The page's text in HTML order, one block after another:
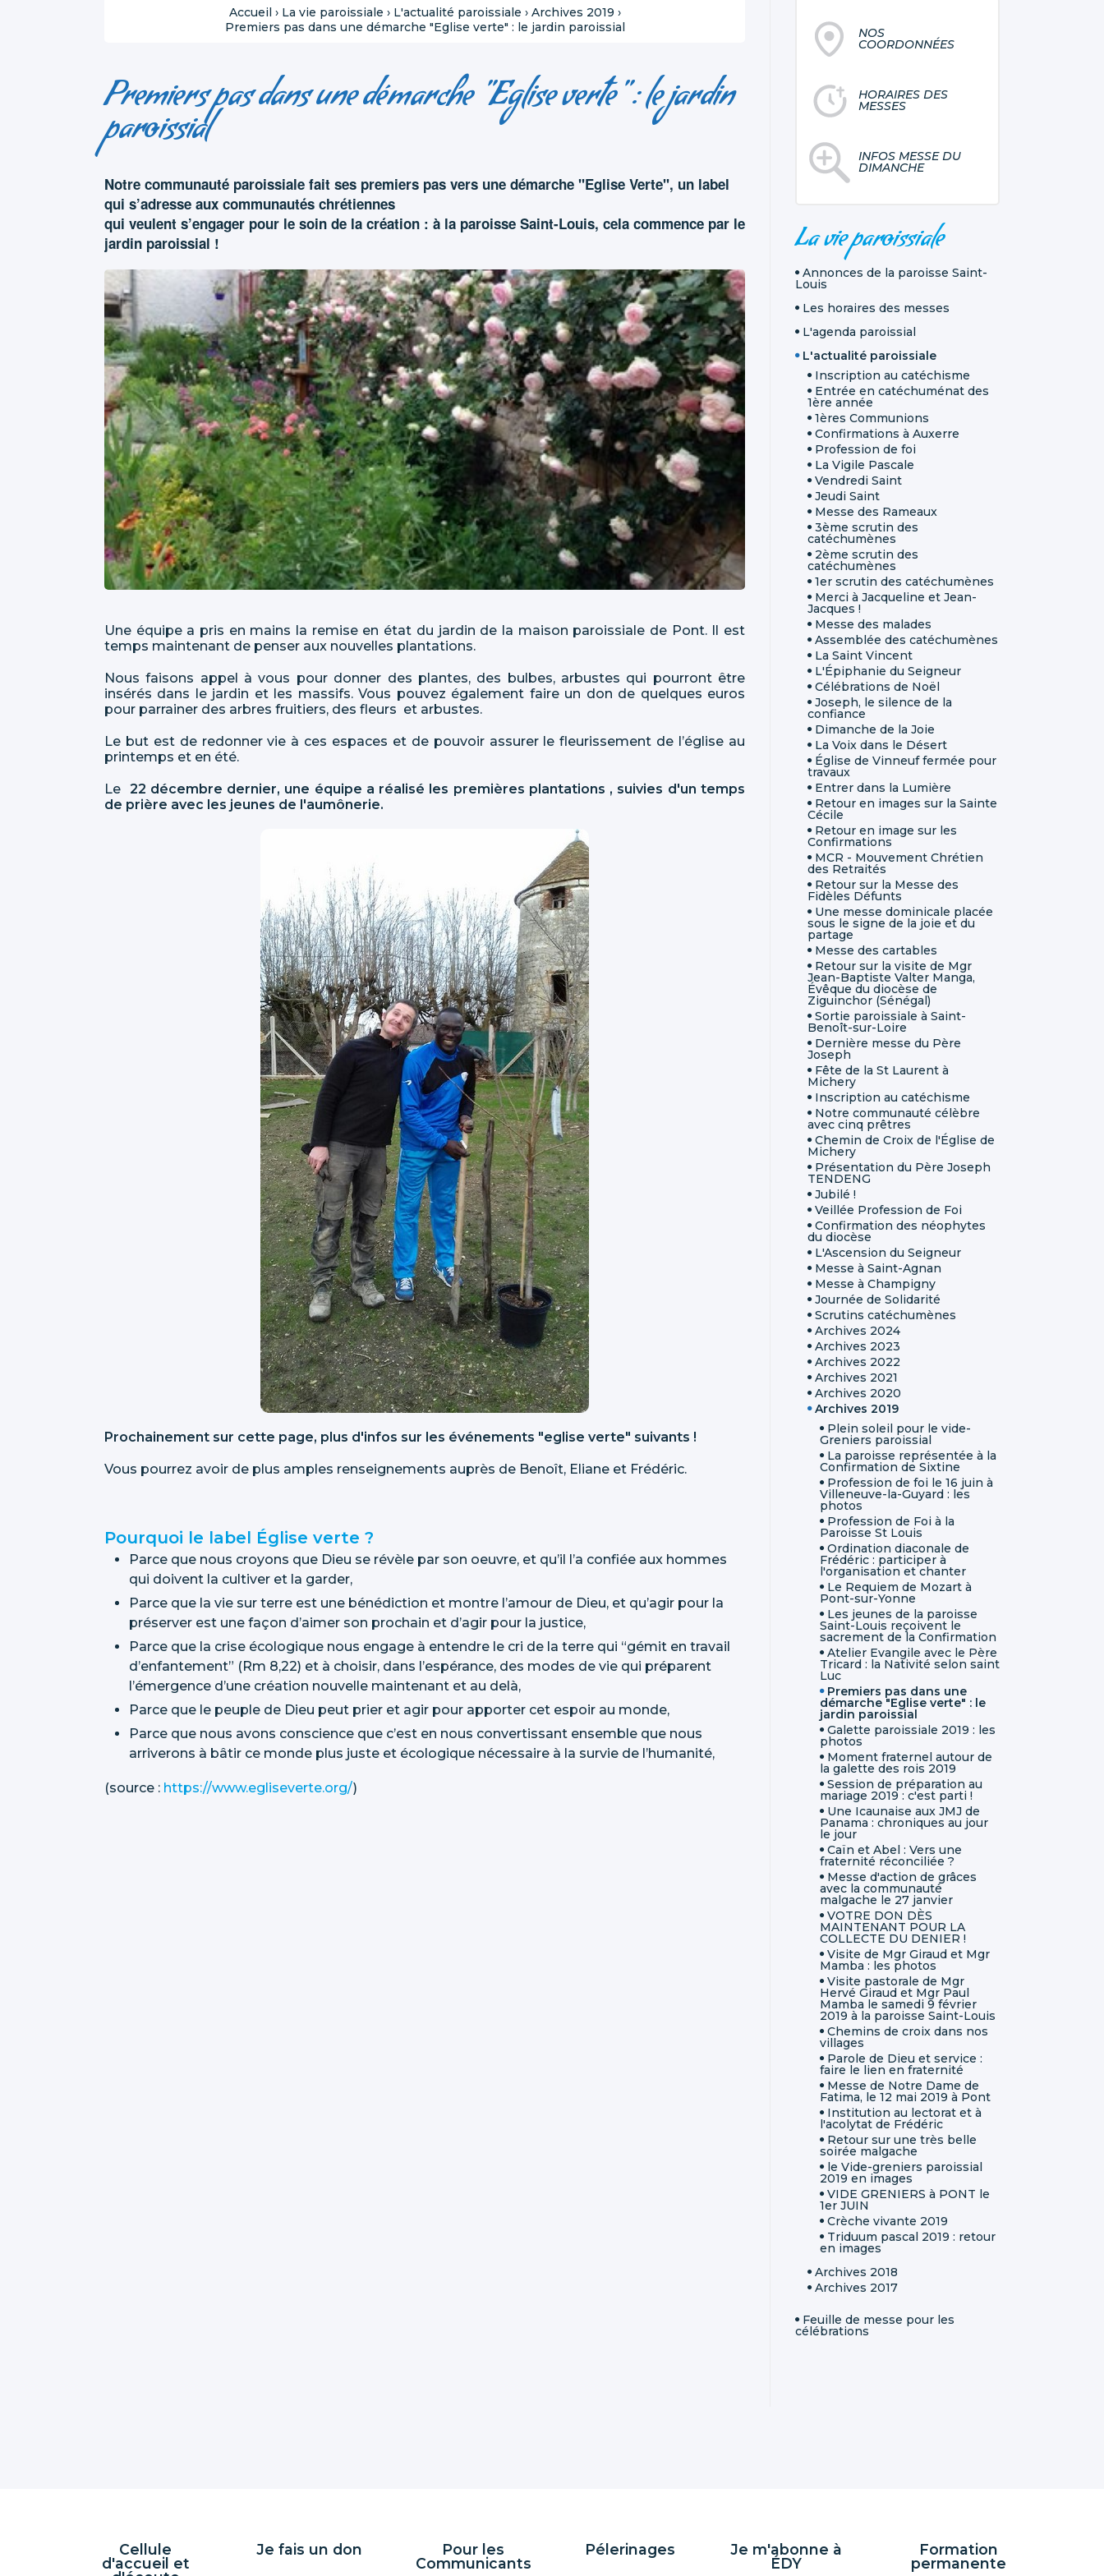
Accueil › La vie paroissiale › L'actualité paroissiale › Archives 2019 ›
Premiers pas dans une démarche "Eglise verte" : le jardin paroissial
Premiers pas dans une démarche "Eglise verte" : le jardin
paroissial
Notre communauté paroissiale fait ses premiers pas vers une démarche "Eglise Verte", un label
qui s’adresse aux communautés chrétiennes
qui veulent s’engager pour le soin de la création : à la paroisse Saint-Louis, cela commence par le
jardin paroissial !
Une équipe a pris en mains la remise en état du jardin de la maison paroissiale de Pont. Il est
temps maintenant de penser aux nouvelles plantations.
Nous faisons appel à vous pour donner des plantes, des bulbes, arbustes qui pourront être
insérés dans le jardin et les massifs. Vous pouvez également faire un don de quelques euros
pour parrainer des arbres fruitiers, des fleurs et arbustes.
Le but est de redonner vie à ces espaces et de pouvoir assurer le fleurissement de l’église au
printemps et en été.
Le 22 décembre dernier, une équipe a réalisé les premières plantations , suivies d'un temps
de prière avec les jeunes de l'aumônerie.
Prochainement sur cette page, plus d'infos sur les événements "eglise verte" suivants !
Vous pourrez avoir de plus amples renseignements auprès de Benoît, Eliane et Frédéric.
Pourquoi le label Église verte ?
Parce que nous croyons que Dieu se révèle par son oeuvre, et qu’il l’a confiée aux hommes
qui doivent la cultiver et la garder,​
Parce que la vie sur terre est une bénédiction et montre l’amour de Dieu, et qu’agir pour la
préserver est une façon d’aimer son prochain et d’agir pour la justice,
Parce que la crise écologique nous engage à entendre le cri de la terre qui “gémit en travail
d’enfantement” (Rm 8,22) et à choisir, dans l’espérance, des modes de vie qui préparent
l’émergence d’une création nouvelle maintenant et au delà,
Parce que le peuple de Dieu peut prier et agir pour apporter cet espoir au monde,
Parce que nous avons conscience que c’est en nous convertissant ensemble que nous
arriverons à bâtir ce monde plus juste et écologique nécessaire à la survie de l’humanité,​
(source : https://www.egliseverte.org/)
NOS
COORDONNÉES
HORAIRES DES
MESSES
INFOS MESSE DU
DIMANCHE
La vie paroissiale
Annonces de la paroisse Saint-
Louis
Les horaires des messes
L'agenda paroissial
L'actualité paroissiale
Inscription au catéchisme
Entrée en catéchuménat des
1ère année
1ères Communions
Confirmations à Auxerre
Profession de foi
La Vigile Pascale
Vendredi Saint
Jeudi Saint
Messe des Rameaux
3ème scrutin des
catéchumènes
2ème scrutin des
catéchumènes
1er scrutin des catéchumènes
Merci à Jacqueline et Jean-
Jacques !
Messe des malades
Assemblée des catéchumènes
La Saint Vincent
L'Épiphanie du Seigneur
Célébrations de Noël
Joseph, le silence de la
confiance
Dimanche de la Joie
La Voix dans le Désert
Église de Vinneuf fermée pour
travaux
Entrer dans la Lumière
Retour en images sur la Sainte
Cécile
Retour en image sur les
Confirmations
MCR - Mouvement Chrétien
des Retraités
Retour sur la Messe des
Fidèles Défunts
Une messe dominicale placée
sous le signe de la joie et du
partage
Messe des cartables
Retour sur la visite de Mgr
Jean-Baptiste Valter Manga,
Évêque du diocèse de
Ziguinchor (Sénégal)
Sortie paroissiale à Saint-
Benoît-sur-Loire
Dernière messe du Père
Joseph
Fête de la St Laurent à
Michery
Inscription au catéchisme
Notre communauté célèbre
avec cinq prêtres
Chemin de Croix de l'Église de
Michery
Présentation du Père Joseph
TENDENG
Jubilé !
Veillée Profession de Foi
Confirmation des néophytes
du diocèse
L'Ascension du Seigneur
Messe à Saint-Agnan
Messe à Champigny
Journée de Solidarité
Scrutins catéchumènes
Archives 2024
Archives 2023
Archives 2022
Archives 2021
Archives 2020
Archives 2019
Plein soleil pour le vide-
Greniers paroissial
La paroisse représentée à la
Confirmation de Sixtine
Profession de foi le 16 juin à
Villeneuve-la-Guyard : les
photos
Profession de Foi à la
Paroisse St Louis
Ordination diaconale de
Frédéric : participer à
l'organisation et chanter
Le Requiem de Mozart à
Pont-sur-Yonne
Les jeunes de la paroisse
Saint-Louis reçoivent le
sacrement de la Confirmation
Atelier Evangile avec le Père
Tricard : la Nativité selon saint
Luc
Premiers pas dans une
démarche "Eglise verte" : le
jardin paroissial
Galette paroissiale 2019 : les
photos
Moment fraternel autour de
la galette des rois 2019
Session de préparation au
mariage 2019 : c'est parti !
Une Icaunaise aux JMJ de
Panama : chroniques au jour
le jour
Caïn et Abel : Vers une
fraternité réconciliée ?
Messe d'action de grâces
avec la communauté
malgache le 27 janvier
VOTRE DON DÈS
MAINTENANT POUR LA
COLLECTE DU DENIER !
Visite de Mgr Giraud et Mgr
Mamba : les photos
Visite pastorale de Mgr
Hervé Giraud et Mgr Paul
Mamba le samedi 9 février
2019 à la paroisse Saint-Louis
Chemins de croix dans nos
villages
Parole de Dieu et service :
faire le lien en fraternité
Messe de Notre Dame de
Fatima, le 12 mai 2019 à Pont
Institution au lectorat et à
l'acolytat de Frédéric
Retour sur une très belle
soirée malgache
le Vide-greniers paroissial
2019 en images
VIDE GRENIERS à PONT le
1er JUIN
Crèche vivante 2019
Triduum pascal 2019 : retour
en images
Archives 2018
Archives 2017
Feuille de messe pour les
célébrations
Cellule
d'accueil et
Je fais un don
Pour les
Communicants
Pélerinages
Je m'abonne à
ÉDY
Formation
permanente